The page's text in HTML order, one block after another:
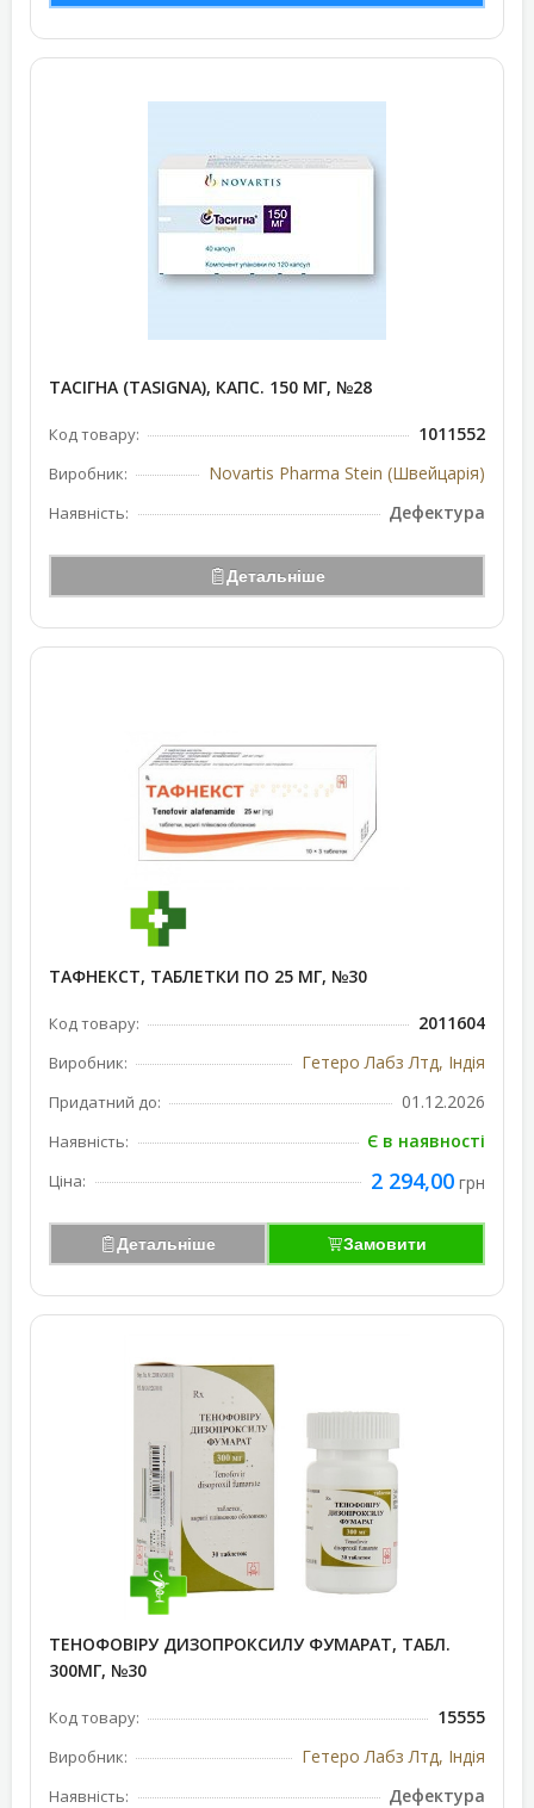
ТАСІГНА (TASIGNA), КАПС. 150 МГ, №28
Код товару: 1011552
Виробник: Novartis Pharma Stein (Швейцарія)
Наявність: Дефектура
Детальніше
ТАФНЕКСТ, ТАБЛЕТКИ ПО 25 МГ, №30
Код товару: 2011604
Виробник: Гетеро Лабз Лтд, Індія
Придатний до: 01.12.2026
Наявність: Є в наявності
Ціна: 2 294,00 грн
Детальніше Замовити
ТЕНОФОВІРУ ДИЗОПРОКСИЛУ ФУМАРАТ, ТАБЛ.
300МГ, №30
Код товару: 15555
Виробник: Гетеро Лабз Лтд, Індія
Наявність: Дефектура